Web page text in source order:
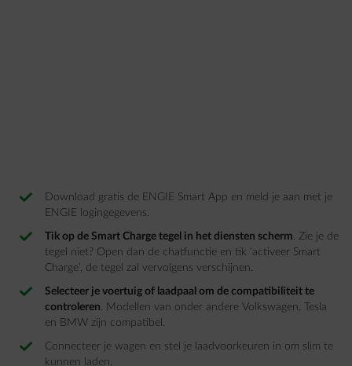
Download gratis de ENGIE Smart App en meld je aan met je
ENGIE logingegevens. ​ ​ ​
Tik op de Smart Charge tegel in het diensten scherm​. Zie je de
tegel niet? Open dan de chatfunctie en tik ‘activeer Smart
Charge’, de tegel zal vervolgens verschijnen. ​
Selecteer je voertuig of laadpaal om de compatibiliteit te
controleren. ​Modellen van onder andere Volkswagen, Tesla
en BMW zijn compatibel. ​
Connecteer je wagen en stel je laadvoorkeuren in om slim te
kunnen laden.​